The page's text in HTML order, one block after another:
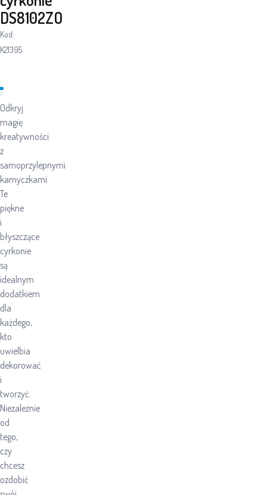
DS8102ZO
Kod:
K21395
Odkryj
magię
kreatywności
z
samoprzylepnymi
kamyczkami.
Te
piękne
i
błyszczące
cyrkonie
są
idealnym
dodatkiem
dla
każdego,
kto
uwielbia
dekorować
i
tworzyć.
Niezależnie
od
tego,
czy
chcesz
ozdobić